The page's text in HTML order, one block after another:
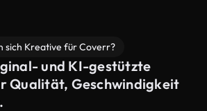
sich Kreative für Coverr?
und KI-gestützte
Qualität, Geschwindigkeit